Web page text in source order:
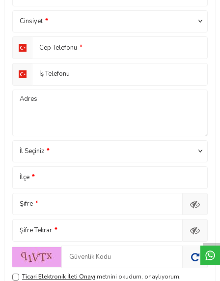
Cinsiyet *
Cep Telefonu *
İş Telefonu
Adres
İl Seçiniz *
İlçe *
Şifre *
Şifre Tekrar *
Ticari Elektronik İleti Onayı metnini okudum, onaylıyorum.